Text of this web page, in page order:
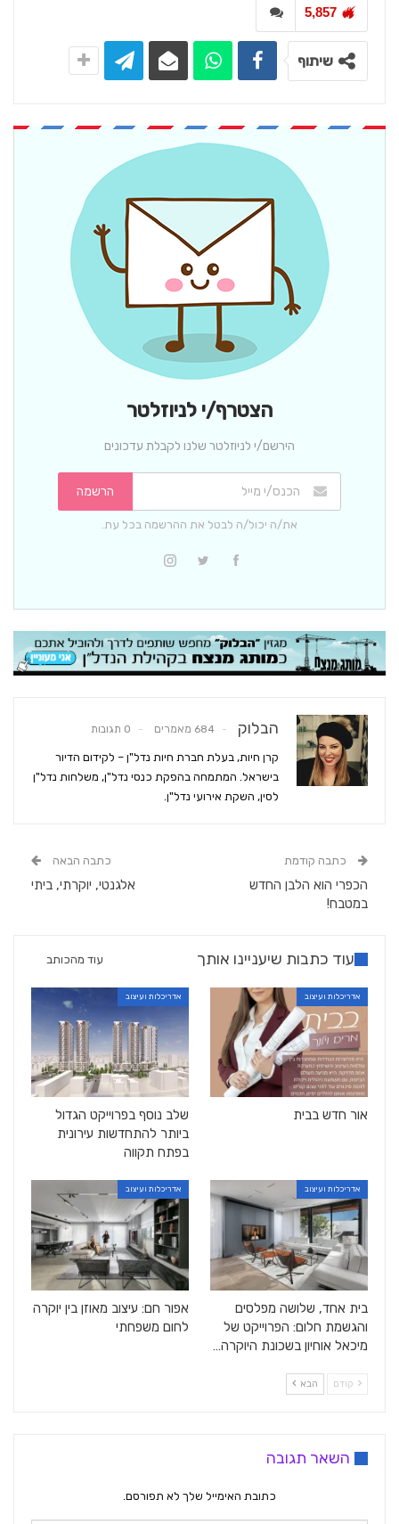
5,857
שיתוף
הצטרף/י לניוזלטר
הירשם/י לניוזלטר שלנו לקבלת עדכונים
הרשמה
את/ה יכול/ה לבטל את ההרשמה בכל עת.
הבלוק 684 מאמרים 0 תגובות
קרן חיות, בעלת חברת חיות נדל"ן – לקידום הדיור
בישראל. המתמחה בהפקת כנסי נדל"ן, משלחות נדל"ן
לסין, השקת אירועי נדל"ן.
כתבה קודמת
הכפרי הוא הלבן החדש
במטבח!
כתבה הבאה
אלגנטי, יוקרתי, ביתי
עוד כתבות שיעניינו אותך עוד מהכותב
אדריכלות ועיצוב
אור חדש בבית
אדריכלות ועיצוב
שלב נוסף בפרוייקט הגדול
ביותר להתחדשות עירונית
בפתח תקווה
אדריכלות ועיצוב
בית אחד, שלושה מפלסים
והגשמת חלום: הפרוייקט של
מיכאל אוחיון בשכונת היוקרה…
אדריכלות ועיצוב
אפור חם: עיצוב מאוזן בין יוקרה
לחום משפחתי
קודם הבא
השאר תגובה
כתובת האימייל שלך לא תפורסם.